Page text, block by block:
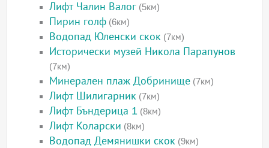
Лифт Чалин Валог (5км)
Пирин голф (6км)
Водопад Юленски скок (7км)
Исторически музей Никола Парапунов
(7км)
Минерален плаж Добринище (7км)
Лифт Шилигарник (7км)
Лифт Бъндерица 1 (8км)
Лифт Коларски (8км)
Водопад Демянишки скок (9км)